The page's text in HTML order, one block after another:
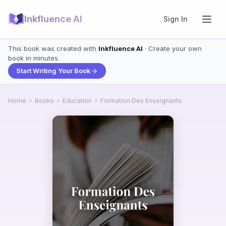
Inkfluence AI Sign In
This book was created with Inkfluence AI · Create your own
book in minutes.
Start Writing Your Book
Home › Books › Education › Formation Des Enseignants